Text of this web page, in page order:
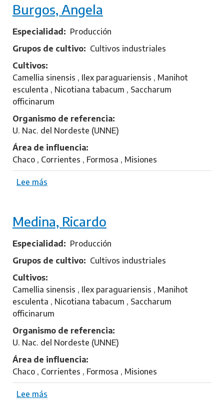
c
S
e
s
t
i
á
n
r
e
H
r
e
r
o
a
i
f
,
l
Burgos, Angela
Especialidad
Producción
Grupos de cultivo
Cultivos industriales
Cultivos
Camellia sinensis , Ilex paraguariensis , Manihot
esculenta , Nicotiana tabacum , Saccharum
officinarum
Organismo de referencia
U. Nac. del Nordeste (UNNE)
Área de influencia
Chaco , Corrientes , Formosa , Misiones
Lee más
r
e
B
r
o
s
,
n
e
l
a
Medina, Ricardo
Especialidad
Producción
Grupos de cultivo
Cultivos industriales
Cultivos
Camellia sinensis , Ilex paraguariensis , Manihot
esculenta , Nicotiana tabacum , Saccharum
officinarum
Organismo de referencia
U. Nac. del Nordeste (UNNE)
Área de influencia
Chaco , Corrientes , Formosa , Misiones
Lee más